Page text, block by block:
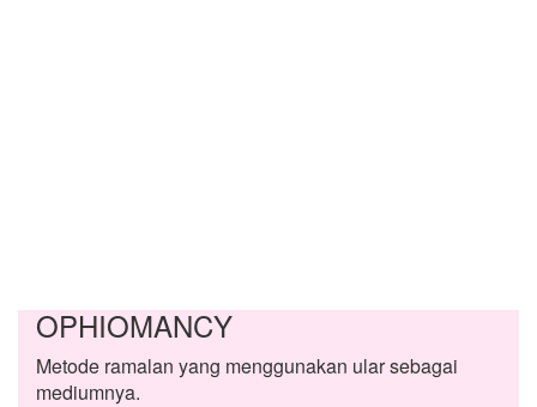
OPHIOMANCY
Metode ramalan yang menggunakan ular sebagai
mediumnya.